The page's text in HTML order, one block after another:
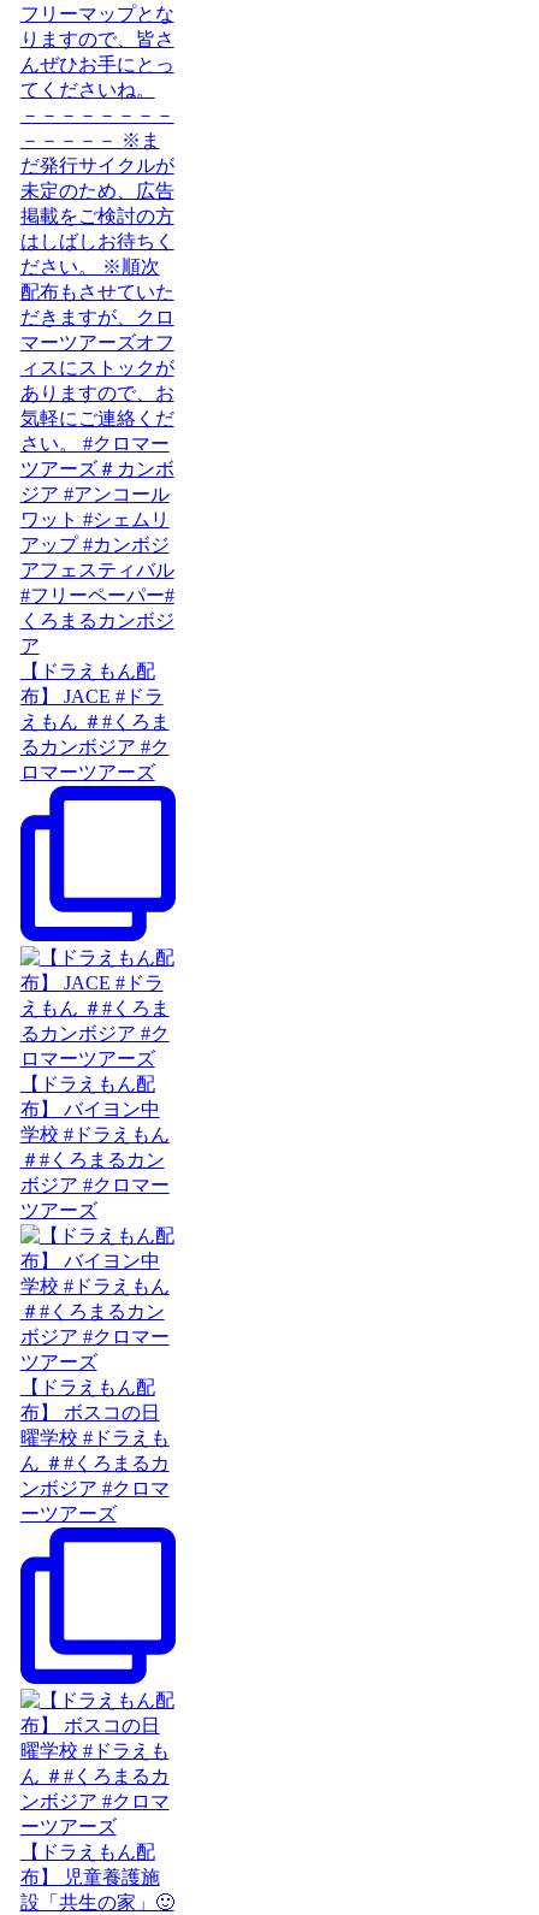
【ドラえもん配
布】 JACE #ドラ
えもん ＃#くろま
るカンボジア #ク
ロマーツアーズ
【ドラえもん配
布】 バイヨン中
学校 #ドラえもん
＃#くろまるカン
ボジア #クロマー
ツアーズ
【ドラえもん配
布】 ボスコの日
曜学校 #ドラえも
ん ＃#くろまるカ
ンボジア #クロマ
ーツアーズ
【ドラえもん配
布】 児童養護施
設「共生の家」🙂